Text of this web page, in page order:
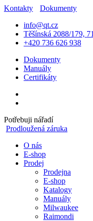
Kontakty
Dokumenty
info@qt.cz
Těšínská 2088/179,
+420 736 626 938
Dokumenty
Manuály
Certifikáty
Potřebuji nářadí
Prodloužená záruka
O nás
E-shop
Prodej
Prodejna
E-shop
Katalogy
Manuály
Milwaukee
Raimondi